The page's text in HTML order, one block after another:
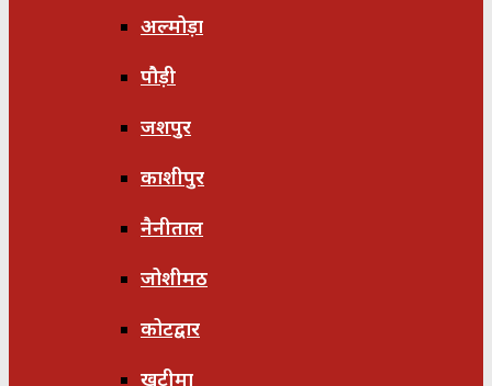
अल्मोड़ा
पौड़ी
जशपुर
काशीपुर
नैनीताल
जोशीमठ
कोटद्वार
खटीमा